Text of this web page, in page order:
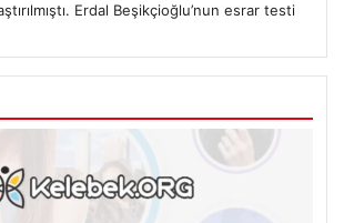
Erdal Beşikçioğlu’nun esrar testi